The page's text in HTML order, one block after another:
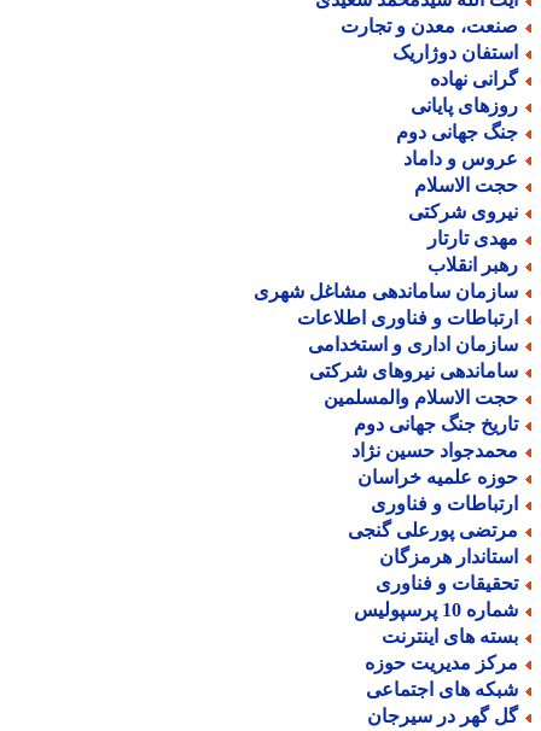
معدن و تجارت
دوژاریک
نهاده
پایانی
جهانی دوم
و داماد
الاسلام
شرکتی
تارتار
انقلاب
ساماندهی مشاغل شهری
و فناوری اطلاعات
اداری و استخدامی
نیروهای شرکتی
الاسلام والمسلمین
جنگ جهانی دوم
حسین نژاد
علمیه خراسان
و فناوری
پورعلی گنجی
هرمزگان
و فناوری
10 پرسپولیس
های اینترنت
مدیریت حوزه
های اجتماعی
گهر در سیرجان